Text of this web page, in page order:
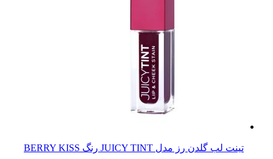
تینت لب گلدن رز مدل JUICY TINT رنگ BERRY KISS